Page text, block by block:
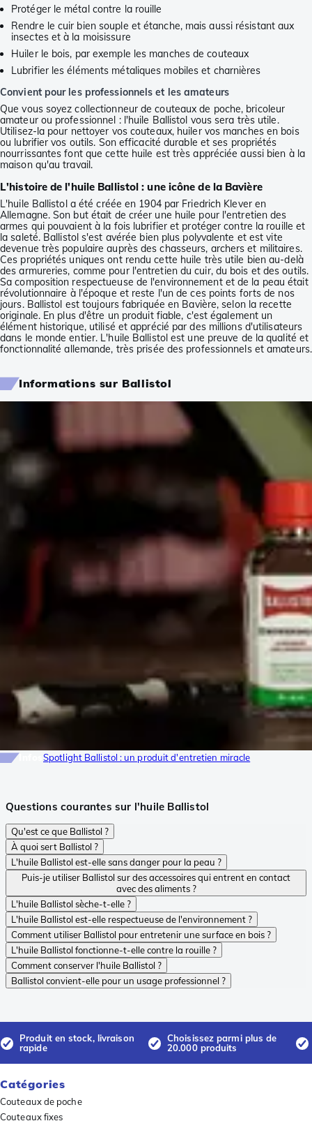
Protéger le métal contre la rouille
Rendre le cuir bien souple et étanche, mais aussi résistant aux
insectes et à la moisissure
Huiler le bois, par exemple les manches de couteaux
Lubrifier les éléments métaliques mobiles et charnières
Convient pour les professionnels et les amateurs
Que vous soyez collectionneur de couteaux de poche, bricoleur
amateur ou professionnel : l'huile Ballistol vous sera très utile.
Utilisez-la pour nettoyer vos couteaux, huiler vos manches en bois
ou lubrifier vos outils. Son efficacité durable et ses propriétés
nourrissantes font que cette huile est très appréciée aussi bien à la
maison qu'au travail.
L'histoire de l'huile Ballistol : une icône de la Bavière
L'huile Ballistol a été créée en 1904 par Friedrich Klever en
Allemagne. Son but était de créer une huile pour l'entretien des
armes qui pouvaient à la fois lubrifier et protéger contre la rouille et
la saleté. Ballistol s'est avérée bien plus polyvalente et est vite
devenue très populaire auprès des chasseurs, archers et militaires.
Ces propriétés uniques ont rendu cette huile très utile bien au-delà
des armureries, comme pour l'entretien du cuir, du bois et des outils.
Sa composition respectueuse de l'environnement et de la peau était
révolutionnaire à l'époque et reste l'un de ces points forts de nos
jours. Ballistol est toujours fabriquée en Bavière, selon la recette
originale. En plus d'être un produit fiable, c'est également un
élément historique, utilisé et apprécié par des millions d'utilisateurs
dans le monde entier. L'huile Ballistol est une preuve de la qualité et
fonctionnalité allemande, très prisée des professionnels et amateurs.
Informations sur Ballistol
Spotlight Ballistol : un produit d'entretien miracle
Questions courantes sur l'huile Ballistol
Qu'est ce que Ballistol ?
À quoi sert Ballistol ?
L'huile Ballistol est-elle sans danger pour la peau ?
Puis-je utiliser Ballistol sur des accessoires qui entrent en contact
avec des aliments ?
L'huile Ballistol sèche-t-elle ?
L'huile Ballistol est-elle respectueuse de l'environnement ?
Comment utiliser Ballistol pour entretenir une surface en bois ?
L'huile Ballistol fonctionne-t-elle contre la rouille ?
Comment conserver l'huile Ballistol ?
Ballistol convient-elle pour un usage professionnel ?
Produit en stock, livraison
rapide
Choisissez parmi plus de
20.000 produits
Catégories
Couteaux de poche
Couteaux fixes